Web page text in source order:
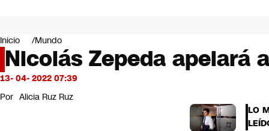
Mundo
Negocios
Deportes
Programas completos
Servicios
Inicio Mundo
Nicolás Zepeda apelará
13- 04- 2022 07:39
Por Alicia Ruz Ruz
LO